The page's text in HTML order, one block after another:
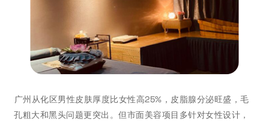
广州从化区男性皮肤厚度比女性高25%，皮脂腺分泌旺盛，毛
孔粗大和黑头问题更突出。但市面美容项目多针对女性设计，